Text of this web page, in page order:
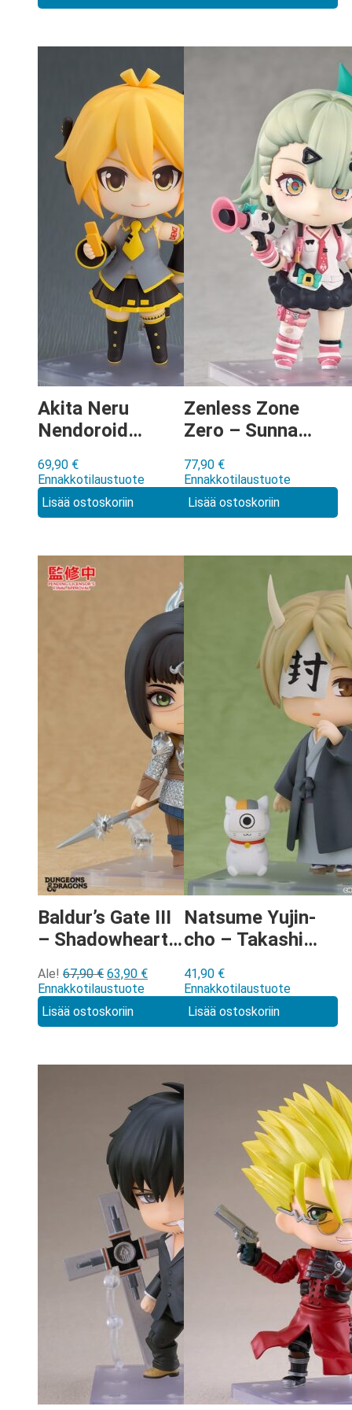
Akita Neru
Nendoroid
69,90 €
Ennakkotilaustuote
Lisää ostoskoriin
Zenless Zone
Zero – Sunna
[3102]
77,90 €
Ennakkotilaustuote
Lisää ostoskoriin
Baldur’s Gate III
– Shadowheart
[3098]
Ale! 67,90€ Alkuperäinen
hinta
67,90 €.
63,90 €Nykyinen
63,90 €.
Ennakkotilaustuote
Lisää ostoskoriin
Natsume Yujin-
cho – Takashi
Nyanko Sensei:
Ceremonial Ver
Nendoroid
41,90 €
Ennakkotilaustuote
Lisää ostoskoriin